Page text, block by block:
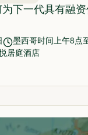
下一代具有融
墨西哥时间上午8点
居庭酒店